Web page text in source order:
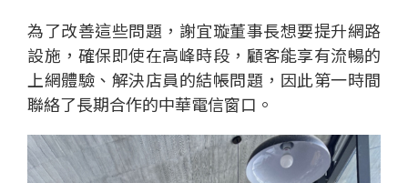
為了改善這些問題，謝宜璇董事長想要提升網路
設施，確保即使在高峰時段，顧客能享有流暢的
上網體驗、解決店員的結帳問題，因此第一時間
聯絡了長期合作的中華電信窗口。